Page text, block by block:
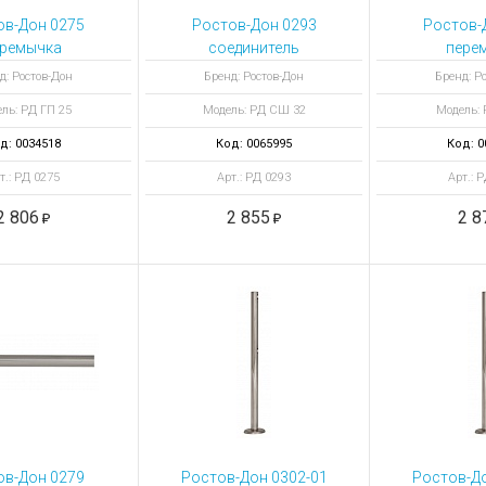
Дон 0275
1500 НЕРЖ
Ростов-Дон
РД ГП 25
0034518
РД 0275
806
Ростов-Дон 0293
соединитель
шарнирный СШ32
НЕРЖ под перемычку
32 мм
Бренд: Ростов-Дон
Модель: РД СШ 32
Код: 0065995
Арт.: РД 0293
2 855
Ростов-
ГП∅32мм/
Бренд:
Модель:
Код:
Арт.:
2
Дон 0279
Ростов-Дон 0302-01
Ростов-